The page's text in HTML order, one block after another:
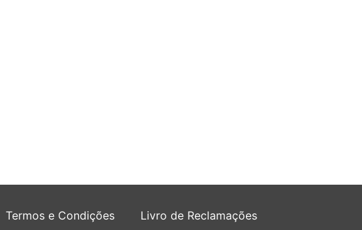
Termos e Condições Livro de Reclamações